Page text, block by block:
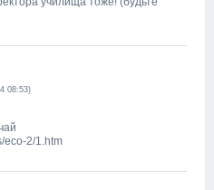
08:53)
eco-2/1.htm